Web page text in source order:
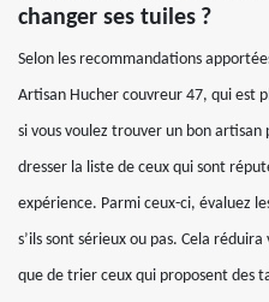
changer ses tuiles ?
Selon les recommandations
Artisan Hucher couvreur 47, qui est
si vous voulez trouver un bon artisan
dresser la liste de ceux qui sont
expérience. Parmi ceux-ci, évaluez
s’ils sont sérieux ou pas. Cela
que de trier ceux qui proposent des